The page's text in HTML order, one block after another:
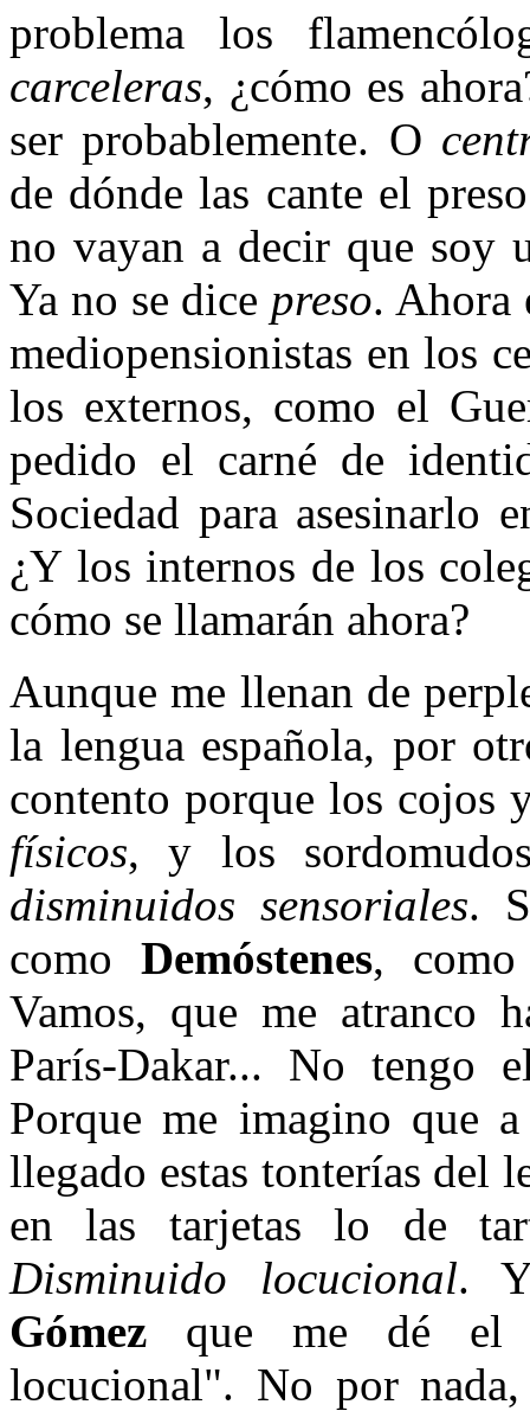
problema los
carceleras, ¿cómo es
ser probablemente. O
de dónde las cante el
no vayan a decir que soy
Ya no se dice preso. Ahora
mediopensionistas en los
los externos, como el
pedido el carné de
Sociedad para asesinarlo
¿Y los internos de los
cómo se llamarán ahora?
Aunque me llenan de
la lengua española, por
contento porque los cojos
físicos, y los
disminuidos sensoriales.
comoDemóstenes, como
Vamos, que me atranco
París-Dakar... No tengo
Porque me imagino que
llegado estas tonterías del
en las tarjetas lo de
Disminuido locucional.
Gómez que me dé el
locucional". No por